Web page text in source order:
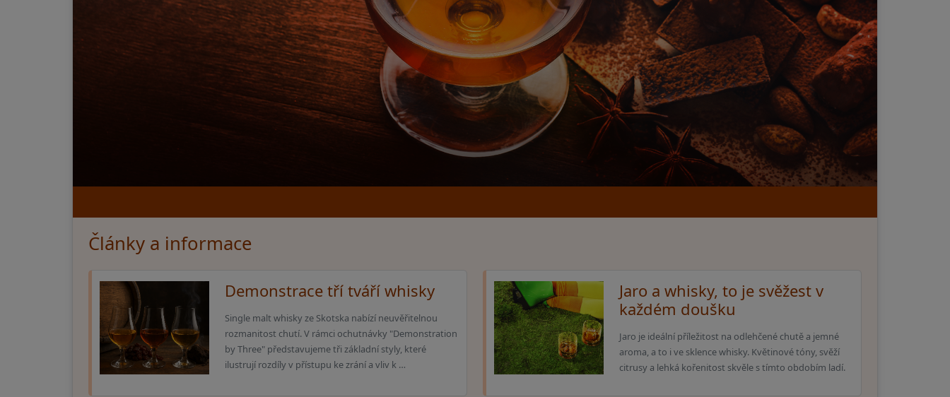
Články a informace
Demonstrace tří tváří whisky
Single malt whisky ze Skotska nabízí neuvěřitelnou
rozmanitost chutí. V rámci ochutnávky "Demonstration
by Three" představujeme tři základní styly, které
ilustrují rozdíly v přístupu ke zrání a vliv k …
Jaro a whisky, to je svěžest v
každém doušku
Jaro je ideální příležitost na odlehčené chutě a jemné
aroma, a to i ve sklence whisky. Květinové tóny, svěží
citrusy a lehká kořenitost skvěle s tímto obdobím ladí.